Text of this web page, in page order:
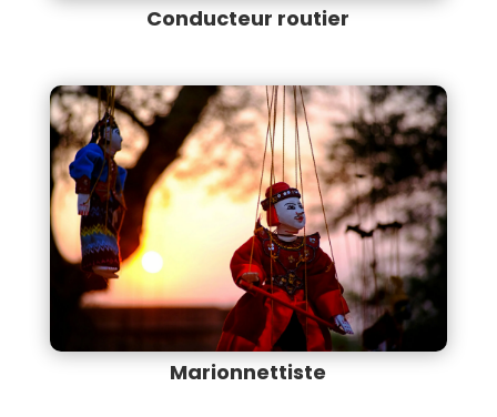
Conducteur routier
Marionnettiste